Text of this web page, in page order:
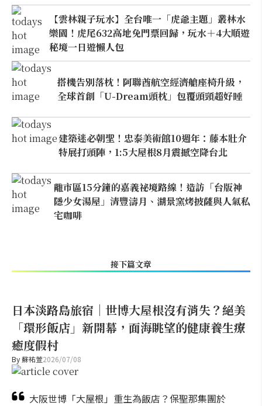
【雲林親子玩水】全台唯一「虎爺主題」叢林水
樂園！虎尾632高地免門票回歸，玩水＋4大順遊
秘境一日遊懶人包
搭機告別落枕！阿聯酋航空經濟艙座椅升級，
全球首創「U-Dream頭枕」包覆頭頸超好睡
建築迷必朝聖！忠泰美術館10週年：藤本壯介
特展打頭陣，1:5大屋根8月震撼空降台北
離市區15分鐘的嘉義祕境路線！造訪「台版神
隱少女湯屋」清豐濤月、湖景窯烤披薩與人氣私
宅咖啡
接下篇文章
日本淡路島旅宿｜世博大屋根沒有消失？絕美
「環形飯店」新開幕，面海眺望的健康養生療
癒度假村
By蘇祐萱2026/07/08
大阪世博「大屋根」重生為飯店？保聖那集團於